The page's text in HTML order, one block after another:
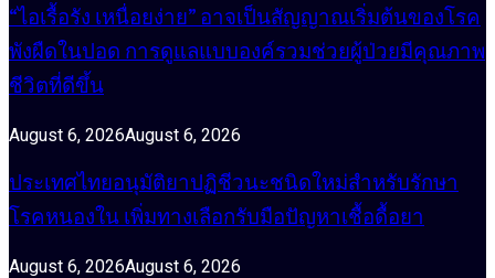
“ไอเรื้อรัง เหนื่อยง่าย” อาจเป็นสัญญาณเริ่มต้นของโรค
พังผืดในปอด การดูแลแบบองค์รวมช่วยผู้ป่วยมีคุณภาพ
ชีวิตที่ดีขึ้น
August 6, 2026August 6, 2026
ประเทศไทยอนุมัติยาปฏิชีวนะชนิดใหม่สำหรับรักษา
โรคหนองใน เพิ่มทางเลือกรับมือปัญหาเชื้อดื้อยา
August 6, 2026August 6, 2026